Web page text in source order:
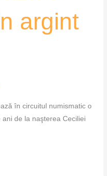
argint
în circuitul numismatic o
de la naşterea Ceciliei